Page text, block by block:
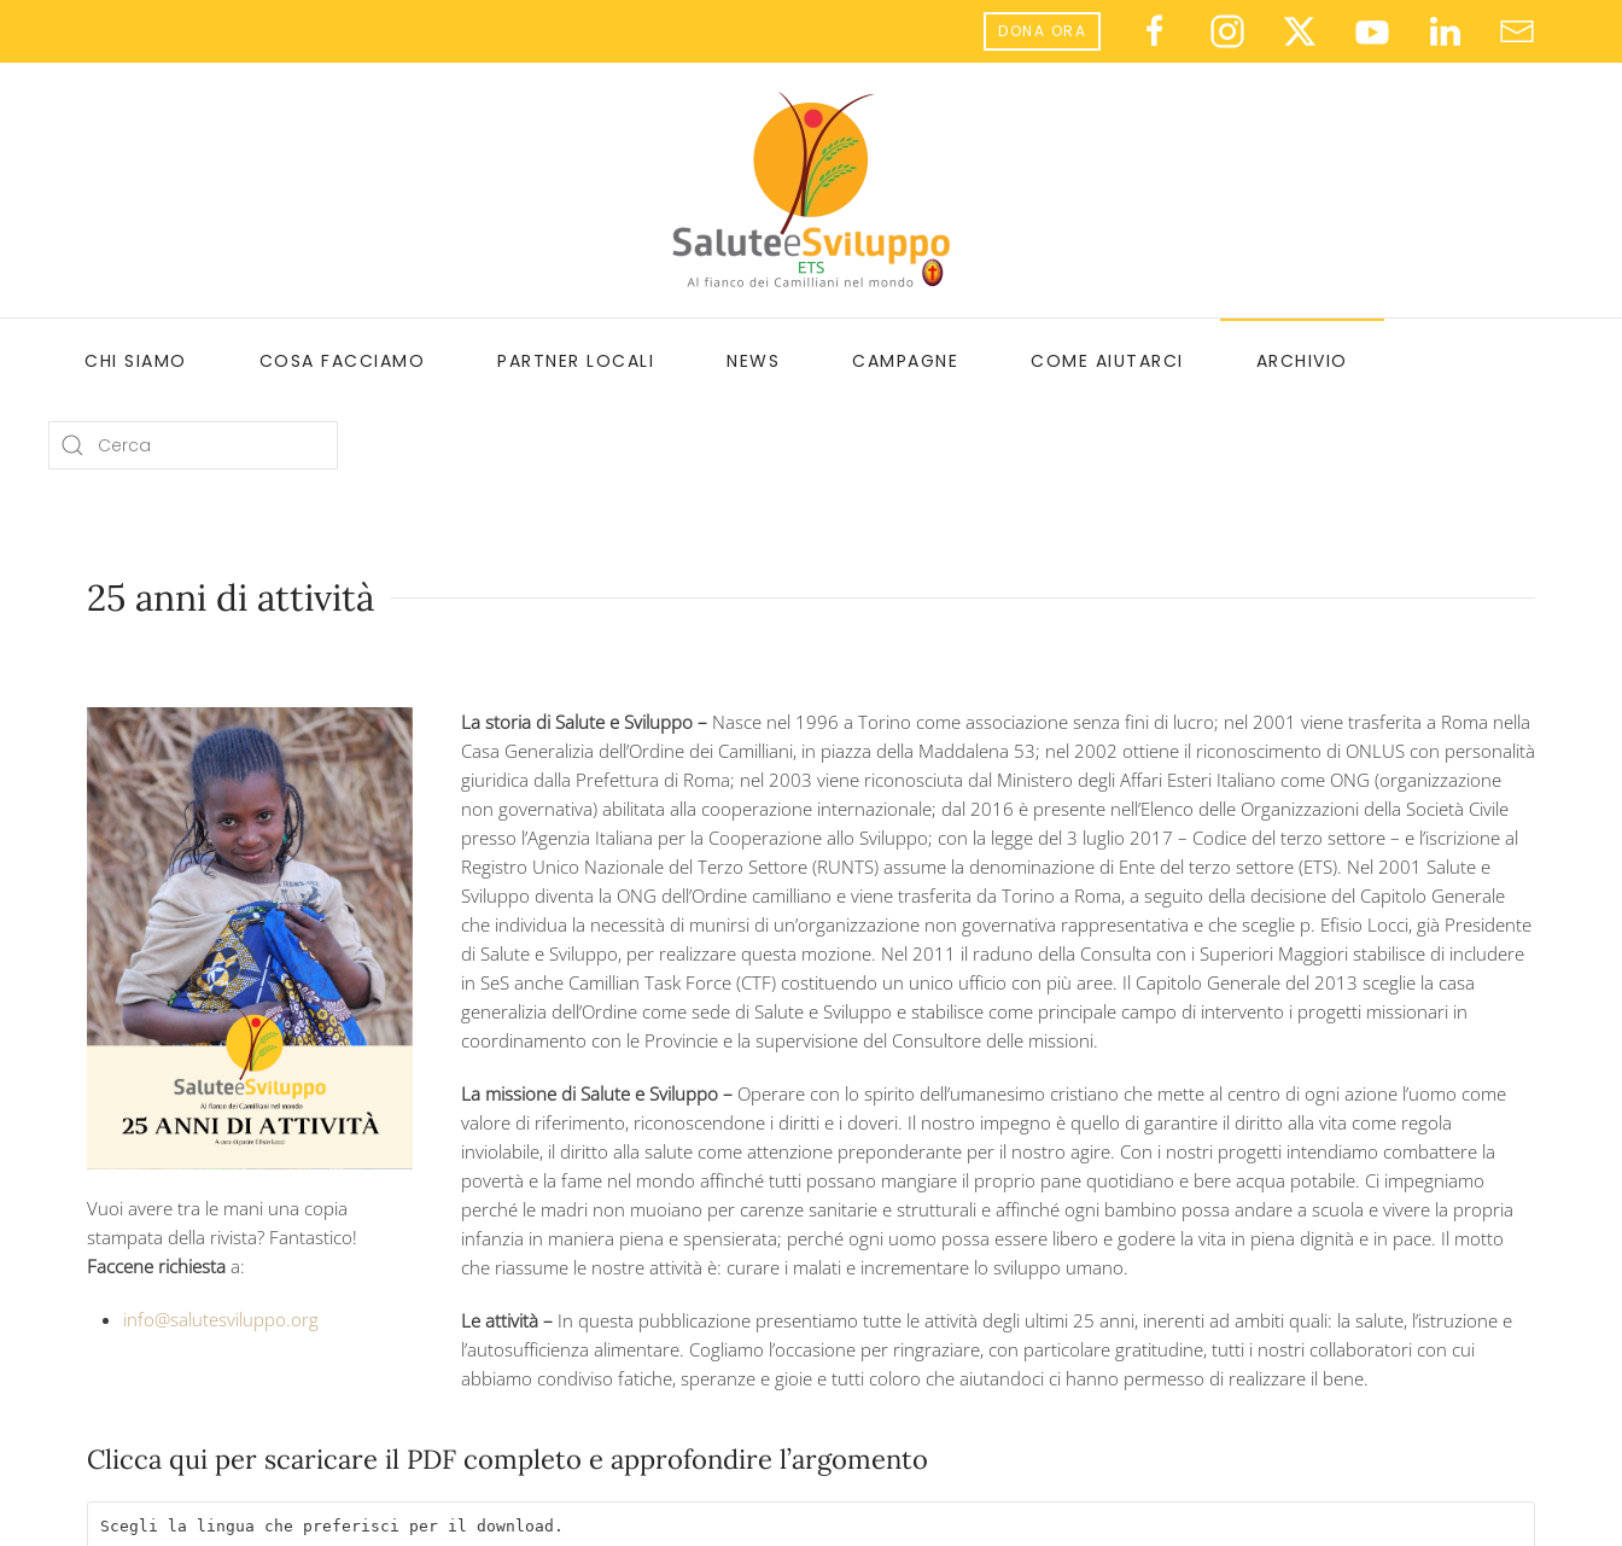
Skip to main content
DONA ORA
CHI SIAMO COSA FACCIAMO PARTNER LOCALI NEWS CAMPAGNE COME AIUTARCI ARCHIVIO
25 anni di attività
Vuoi avere tra le mani una copia
stampata della rivista? Fantastico!
Faccene richiesta a:
info@salutesviluppo.org
La storia di Salute e Sviluppo – Nasce nel 1996 a Torino come associazione senza fini di lucro; nel 2001 viene trasferita a Roma nella
Casa Generalizia dell’Ordine dei Camilliani, in piazza della Maddalena 53; nel 2002 ottiene il riconoscimento di ONLUS con personalità
giuridica dalla Prefettura di Roma; nel 2003 viene riconosciuta dal Ministero degli Affari Esteri Italiano come ONG (organizzazione
non governativa) abilitata alla cooperazione internazionale; dal 2016 è presente nell’Elenco delle Organizzazioni della Società Civile
presso l’Agenzia Italiana per la Cooperazione allo Sviluppo; con la legge del 3 luglio 2017 – Codice del terzo settore – e l’iscrizione al
Registro Unico Nazionale del Terzo Settore (RUNTS) assume la denominazione di Ente del terzo settore (ETS). Nel 2001 Salute e
Sviluppo diventa la ONG dell’Ordine camilliano e viene trasferita da Torino a Roma, a seguito della decisione del Capitolo Generale
che individua la necessità di munirsi di un’organizzazione non governativa rappresentativa e che sceglie p. Efisio Locci, già Presidente
di Salute e Sviluppo, per realizzare questa mozione. Nel 2011 il raduno della Consulta con i Superiori Maggiori stabilisce di includere
in SeS anche Camillian Task Force (CTF) costituendo un unico ufficio con più aree. Il Capitolo Generale del 2013 sceglie la casa
generalizia dell’Ordine come sede di Salute e Sviluppo e stabilisce come principale campo di intervento i progetti missionari in
coordinamento con le Provincie e la supervisione del Consultore delle missioni.
La missione di Salute e Sviluppo – Operare con lo spirito dell’umanesimo cristiano che mette al centro di ogni azione l’uomo come
valore di riferimento, riconoscendone i diritti e i doveri. Il nostro impegno è quello di garantire il diritto alla vita come regola
inviolabile, il diritto alla salute come attenzione preponderante per il nostro agire. Con i nostri progetti intendiamo combattere la
povertà e la fame nel mondo affinché tutti possano mangiare il proprio pane quotidiano e bere acqua potabile. Ci impegniamo
perché le madri non muoiano per carenze sanitarie e strutturali e affinché ogni bambino possa andare a scuola e vivere la propria
infanzia in maniera piena e spensierata; perché ogni uomo possa essere libero e godere la vita in piena dignità e in pace. Il motto
che riassume le nostre attività è: curare i malati e incrementare lo sviluppo umano.
Le attività – In questa pubblicazione presentiamo tutte le attività degli ultimi 25 anni, inerenti ad ambiti quali: la salute, l’istruzione e
l’autosufficienza alimentare. Cogliamo l’occasione per ringraziare, con particolare gratitudine, tutti i nostri collaboratori con cui
abbiamo condiviso fatiche, speranze e gioie e tutti coloro che aiutandoci ci hanno permesso di realizzare il bene.
Clicca qui per scaricare il PDF completo e approfondire l’argomento
Scegli la lingua che preferisci per il download.